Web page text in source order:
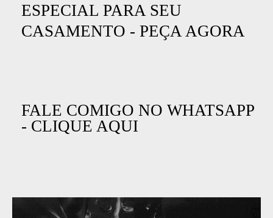
ESPECIAL PARA SEU
CASAMENTO - PEÇA AGORA
FALE COMIGO NO WHATSAPP
- CLIQUE AQUI